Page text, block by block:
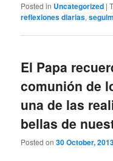
Posted in Uncategorized |
reflexiones diarias,
El Papa
comunión de
una de las
bellas de
Posted on30 October,